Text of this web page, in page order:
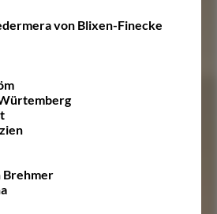
von Blixen-Finecke
Brehmer